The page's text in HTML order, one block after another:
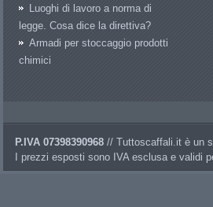
Luoghi di lavoro a norma di
legge. Cosa dice la direttiva?
Armadi per stoccaggio prodotti
chimici
P.IVA 07398390968 // Tuttoscaffali.it è un
I prezzi esposti sono IVA esclusa e validi